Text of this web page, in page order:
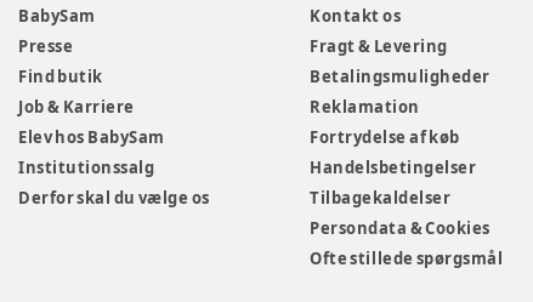
BabySam
Presse
Find butik
Job & Karriere
Elev hos BabySam
Institutionssalg
Derfor skal du vælge os
Kontakt os
Fragt & Levering
Betalingsmuligheder
Reklamation
Fortrydelse af køb
Handelsbetingelser
Tilbagekaldelser
Persondata & Cookies
Ofte stillede spørgsmål